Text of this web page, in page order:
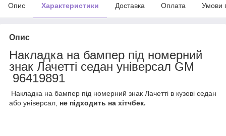
Опис Характеристики Доставка Оплата Умови
Опис
Накладка на бампер під номерний
знак Лачетті седан універсал GM
96419891
Накладка на бампер під номерний знак Лачетті в кузові седан
або універсал, не підходить на хітчбек.